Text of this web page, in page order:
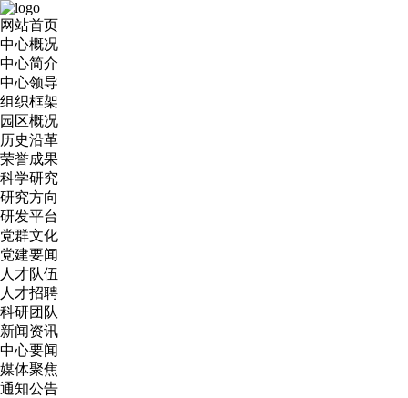
网站首页
中心概况
中心简介
中心领导
组织框架
园区概况
历史沿革
荣誉成果
科学研究
研究方向
研发平台
党群文化
党建要闻
人才队伍
人才招聘
科研团队
新闻资讯
中心要闻
媒体聚焦
通知公告